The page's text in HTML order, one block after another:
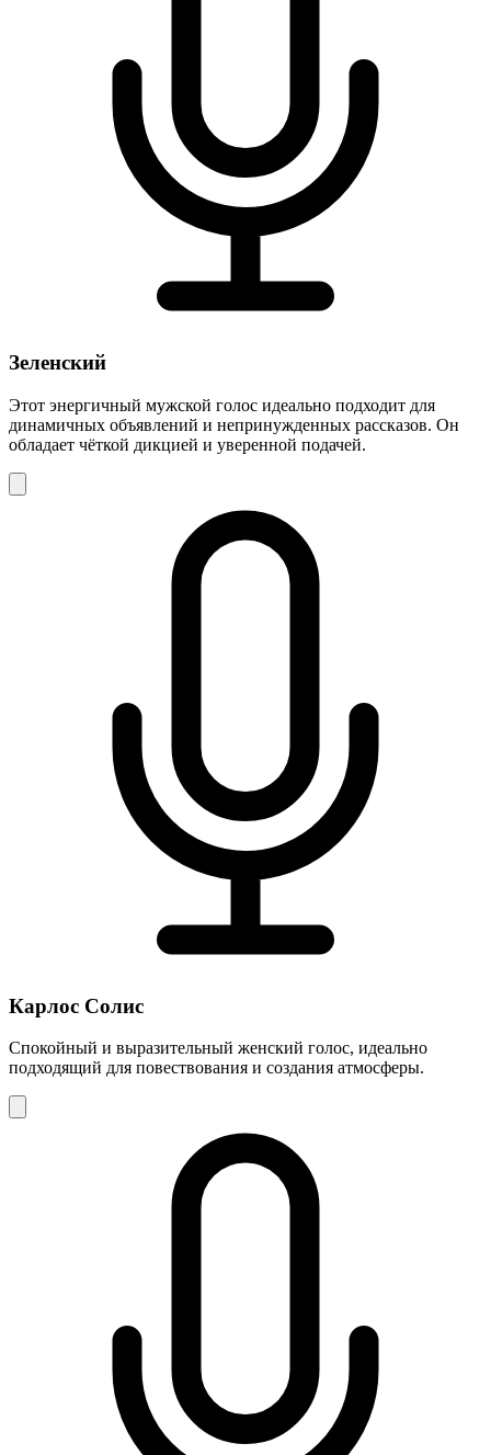
Зеленский
Этот энергичный мужской голос идеально подходит для
динамичных объявлений и непринужденных рассказов. Он
обладает чёткой дикцией и уверенной подачей.
Карлос Солис
Спокойный и выразительный женский голос, идеально
подходящий для повествования и создания атмосферы.